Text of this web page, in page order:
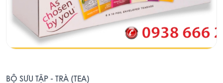
BỘ SƯU TẬP - TRÀ (TEA)